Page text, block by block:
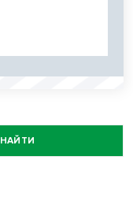
НАЙТИ